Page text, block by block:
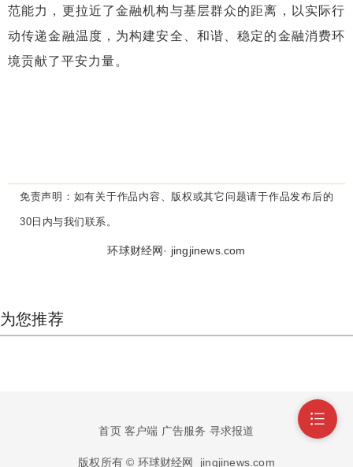
范能力，更拉近了金融机构与基层群众的距离，以实际行
动传递金融温度，为构建安全、和谐、稳定的金融消费环
境贡献了平安力量。
免责声明： 如有关于作品内容、版权或其它问题请于作品发布后的
30日内与我们联系。
环球财经网· jingjinews.com
为您推荐
首页 客户端 广告服务 寻求报道
版权所有 © 环球财经网 jingjinews.com